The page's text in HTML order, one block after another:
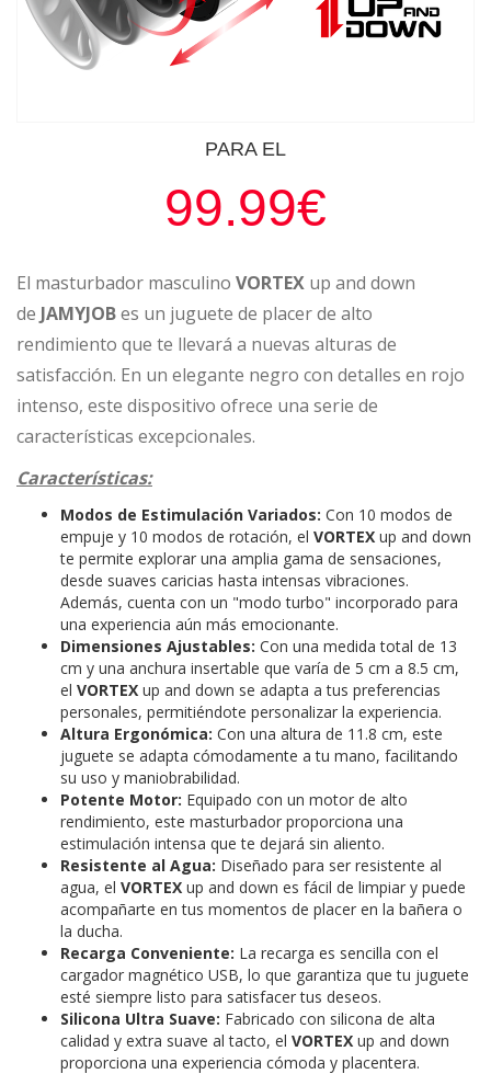
PARA EL
99.99€
El masturbador masculino VORTEX up and down
de JAMYJOBes un juguete de placer de alto
rendimiento que te llevará a nuevas alturas de
satisfacción. En un elegante negro con detalles en rojo
intenso, este dispositivo ofrece una serie de
características excepcionales.
Características:
Modos de Estimulación Variados: Con 10 modos de
empuje y 10 modos de rotación, el VORTEX up and down
te permite explorar una amplia gama de sensaciones,
desde suaves caricias hasta intensas vibraciones.
Además, cuenta con un "modo turbo" incorporado para
una experiencia aún más emocionante.
Dimensiones Ajustables: Con una medida total de 13
cm y una anchura insertable que varía de 5 cm a 8.5 cm,
el VORTEX up and down se adapta a tus preferencias
personales, permitiéndote personalizar la experiencia.
Altura Ergonómica: Con una altura de 11.8 cm, este
juguete se adapta cómodamente a tu mano, facilitando
su uso y maniobrabilidad.
Potente Motor: Equipado con un motor de alto
rendimiento, este masturbador proporciona una
estimulación intensa que te dejará sin aliento.
Resistente al Agua: Diseñado para ser resistente al
agua, el VORTEX up and down es fácil de limpiar y puede
acompañarte en tus momentos de placer en la bañera o
la ducha.
Recarga Conveniente: La recarga es sencilla con el
cargador magnético USB, lo que garantiza que tu juguete
esté siempre listo para satisfacer tus deseos.
Silicona Ultra Suave: Fabricado con silicona de alta
calidad y extra suave al tacto, el VORTEX up and down
proporciona una experiencia cómoda y placentera.